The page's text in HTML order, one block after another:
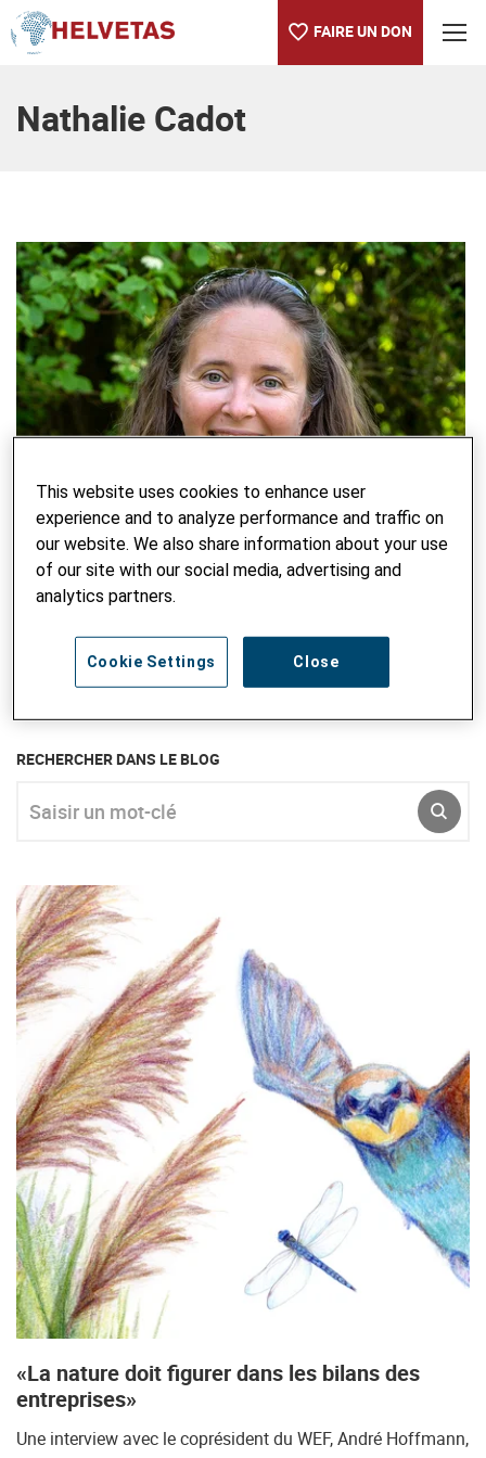
FAIRE UN DON
Nathalie Cadot
Chargée de partenariats de projets
Nathalie Cadot
nathalie.cadot@helvetas.org
+41 21 804 58 17
RECHERCHER DANS LE BLOG
«La nature doit figurer dans les bilans des
entreprises»
Une interview avec le coprésident du WEF, André Hoffmann,
This website uses cookies to enhance user
experience and to analyze performance and traffic on
our website. We also share information about your use
of our site with our social media, advertising and
analytics partners.
Close
Cookie Settings